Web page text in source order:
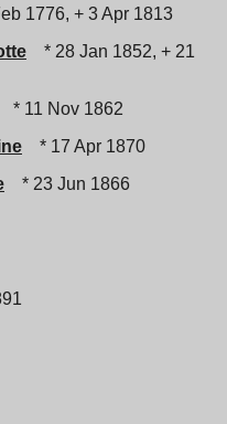
1776, + 3 Apr 1813
* 28 Jan 1852, + 21
* 11 Nov 1862
* 17 Apr 1870
* 23 Jun 1866